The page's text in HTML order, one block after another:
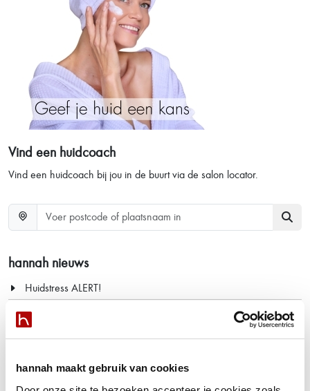
hannah maakt gebruik van cookies
Vind een huidcoach
Vind een huidcoach bij jou in de buurt via de salon locator.
hannah nieuws
Huidstress ALERT!
Share your love, een origineel Moederdagcadeau